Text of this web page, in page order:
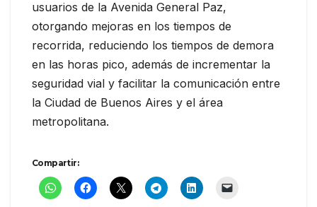
usuarios de la Avenida General Paz,
otorgando mejoras en los tiempos de
recorrida, reduciendo los tiempos de demora
en las horas pico, además de incrementar la
seguridad vial y facilitar la comunicación entre
la Ciudad de Buenos Aires y el área
metropolitana.
Compartir: